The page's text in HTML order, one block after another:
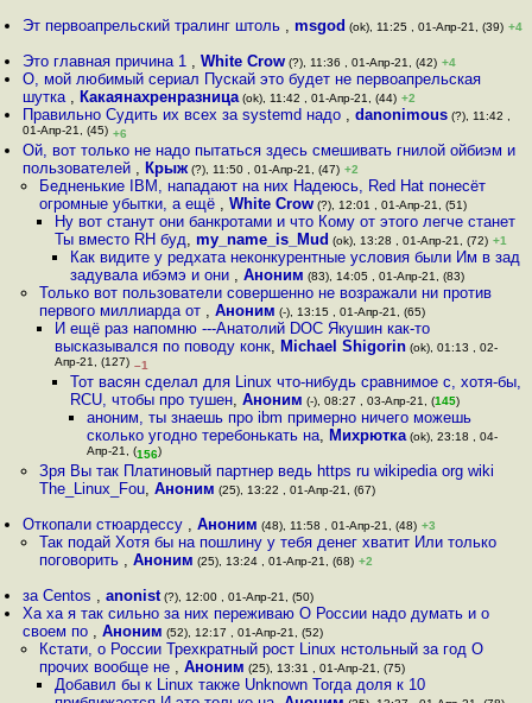
Эт первоапрельский тралинг штоль ,msgod (ok), 11:25 , 01-Апр-21, (39) +4
Это главная причина 1 ,White Crow (?), 11:36 , 01-Апр-21, (42) +4
О, мой любимый сериал Пускай это будет не первоапрельская
шутка , Какаянахренразница (ok), 11:42 , 01-Апр-21, (44) +2
Правильно Судить их всех за systemd надо ,danonimous (?), 11:42 ,
01-Апр-21, (45) +6
Ой, вот только не надо пытаться здесь смешивать гнилой ойбиэм и
пользователей , Крыж (?), 11:50 , 01-Апр-21, (47) +2
Бедненькие IBM, нападают на них Надеюсь, Red Hat понесёт
огромные убытки, а ещё , White Crow(?), 12:01 , 01-Апр-21, (51)
Ну вот станут они банкротами и что Кому от этого легче станет
Ты вместо RH буд, my_name_is_Mud (ok), 13:28 , 01-Апр-21, (72) +1
Как видите у редхата неконкурентные условия были Им в зад
задувала ибэмэ и они ,Аноним (83), 14:05 , 01-Апр-21, (83)
Только вот пользователи совершенно не возражали ни против
первого миллиарда от , Аноним (-), 13:15 , 01-Апр-21, (65)
И ещё раз напомню ---Анатолий DOC Якушин как-то
высказывался по поводу конк, Michael Shigorin(ok), 01:13 , 02-
Апр-21, (127) –1
Тот васян сделал для Linux что-нибудь сравнимое с, хотя-бы,
RCU, чтобы про тушен,Аноним (-), 08:27 , 03-Апр-21, (145)
аноним, ты знаешь про ibm примерно ничего можешь
сколько угодно теребонькать на, Михрютка(ok), 23:18 , 04-
Апр-21, (156)
Зря Вы так Платиновый партнер ведь https ru wikipedia org wiki
The_Linux_Fou, Аноним (25), 13:22 , 01-Апр-21, (67)
Откопали стюардессу ,Аноним (48), 11:58 , 01-Апр-21, (48) +3
Так подай Хотя бы на пошлину у тебя денег хватит Или только
поговорить , Аноним (25), 13:24 , 01-Апр-21, (68) +2
за Centos ,anonist (?), 12:00 , 01-Апр-21, (50)
Ха ха я так сильно за них переживаю О России надо думать и о
своем по ,Аноним (52), 12:17 , 01-Апр-21, (52)
Кстати, о России Трехкратный рост Linux нстольный за год О
прочих вообще не , Аноним (25), 13:31 , 01-Апр-21, (75)
Добавил бы к Linux также Unknown Тогда доля к 10